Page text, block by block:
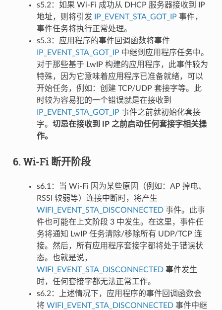
s5.2：如果 Wi-Fi 成功从 DHCP 服务器接收到 IP
地址，则将引发
IP_EVENT_STA_GOT_IP 事件，
事件任务将执行正常处理。
s5.3：应用程序的事件回调函数将事件
IP_EVENT_STA_GOT_IP 中继到应用程序任务中。
对于那些基于 LwIP 构建的应用程序，此事件较为
特殊，因为它意味着应用程序已准备就绪，可以
开始任务，例如：创建 TCP/UDP 套接字等。此
时较为容易犯的一个错误就是在接收到
IP_EVENT_STA_GOT_IP 事件之前就初始化套接
字。 切忌在接收到 IP 之前启动任何套接字相关操
作。
6. Wi-Fi 断开阶段
s6.1：当 Wi-Fi 因为某些原因（例如：AP 掉电、
RSSI 较弱等）连接中断时，将产生
WIFI_EVENT_STA_DISCONNECTED事件。此事
件也可能在上文阶段 3 中发生。在这里，事件任
务将通知 LwIP 任务清除/移除所有 UDP/TCP 连
接。然后，所有应用程序套接字都将处于错误状
态。也就是说，
WIFI_EVENT_STA_DISCONNECTED事件发生
时，任何套接字都无法正常工作。
s6.2：上述情况下，应用程序的事件回调函数会
将 WIFI_EVENT_STA_DISCONNECTED事件中继